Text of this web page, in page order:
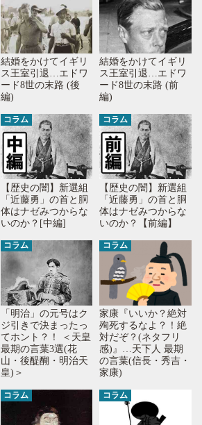
結婚をかけてイギリ
ス王室引退…エドワ
ード8世の末路 (後
編)
結婚をかけてイギリ
ス王室引退…エドワ
ード8世の末路 (前
編)
コラム
【歴史の闇】新選組
「近藤勇」の首と胴
体はナゼみつからな
いのか？[中編]
コラム
【歴史の闇】新選組
「近藤勇」の首と胴
体はナゼみつからな
いのか？【前編】
コラム
「明治」の元号はク
ジ引きで決まったっ
てホント？！ ＜天皇
最期の言葉3選(花
山・後醍醐・明治天
皇)＞
コラム
家康『いいか？絶対
殉死するなよ？！絶
対だぞ？(ネタフリ
感)』…天下人 最期
の言葉(信長・秀吉・
家康)
コラム コラム